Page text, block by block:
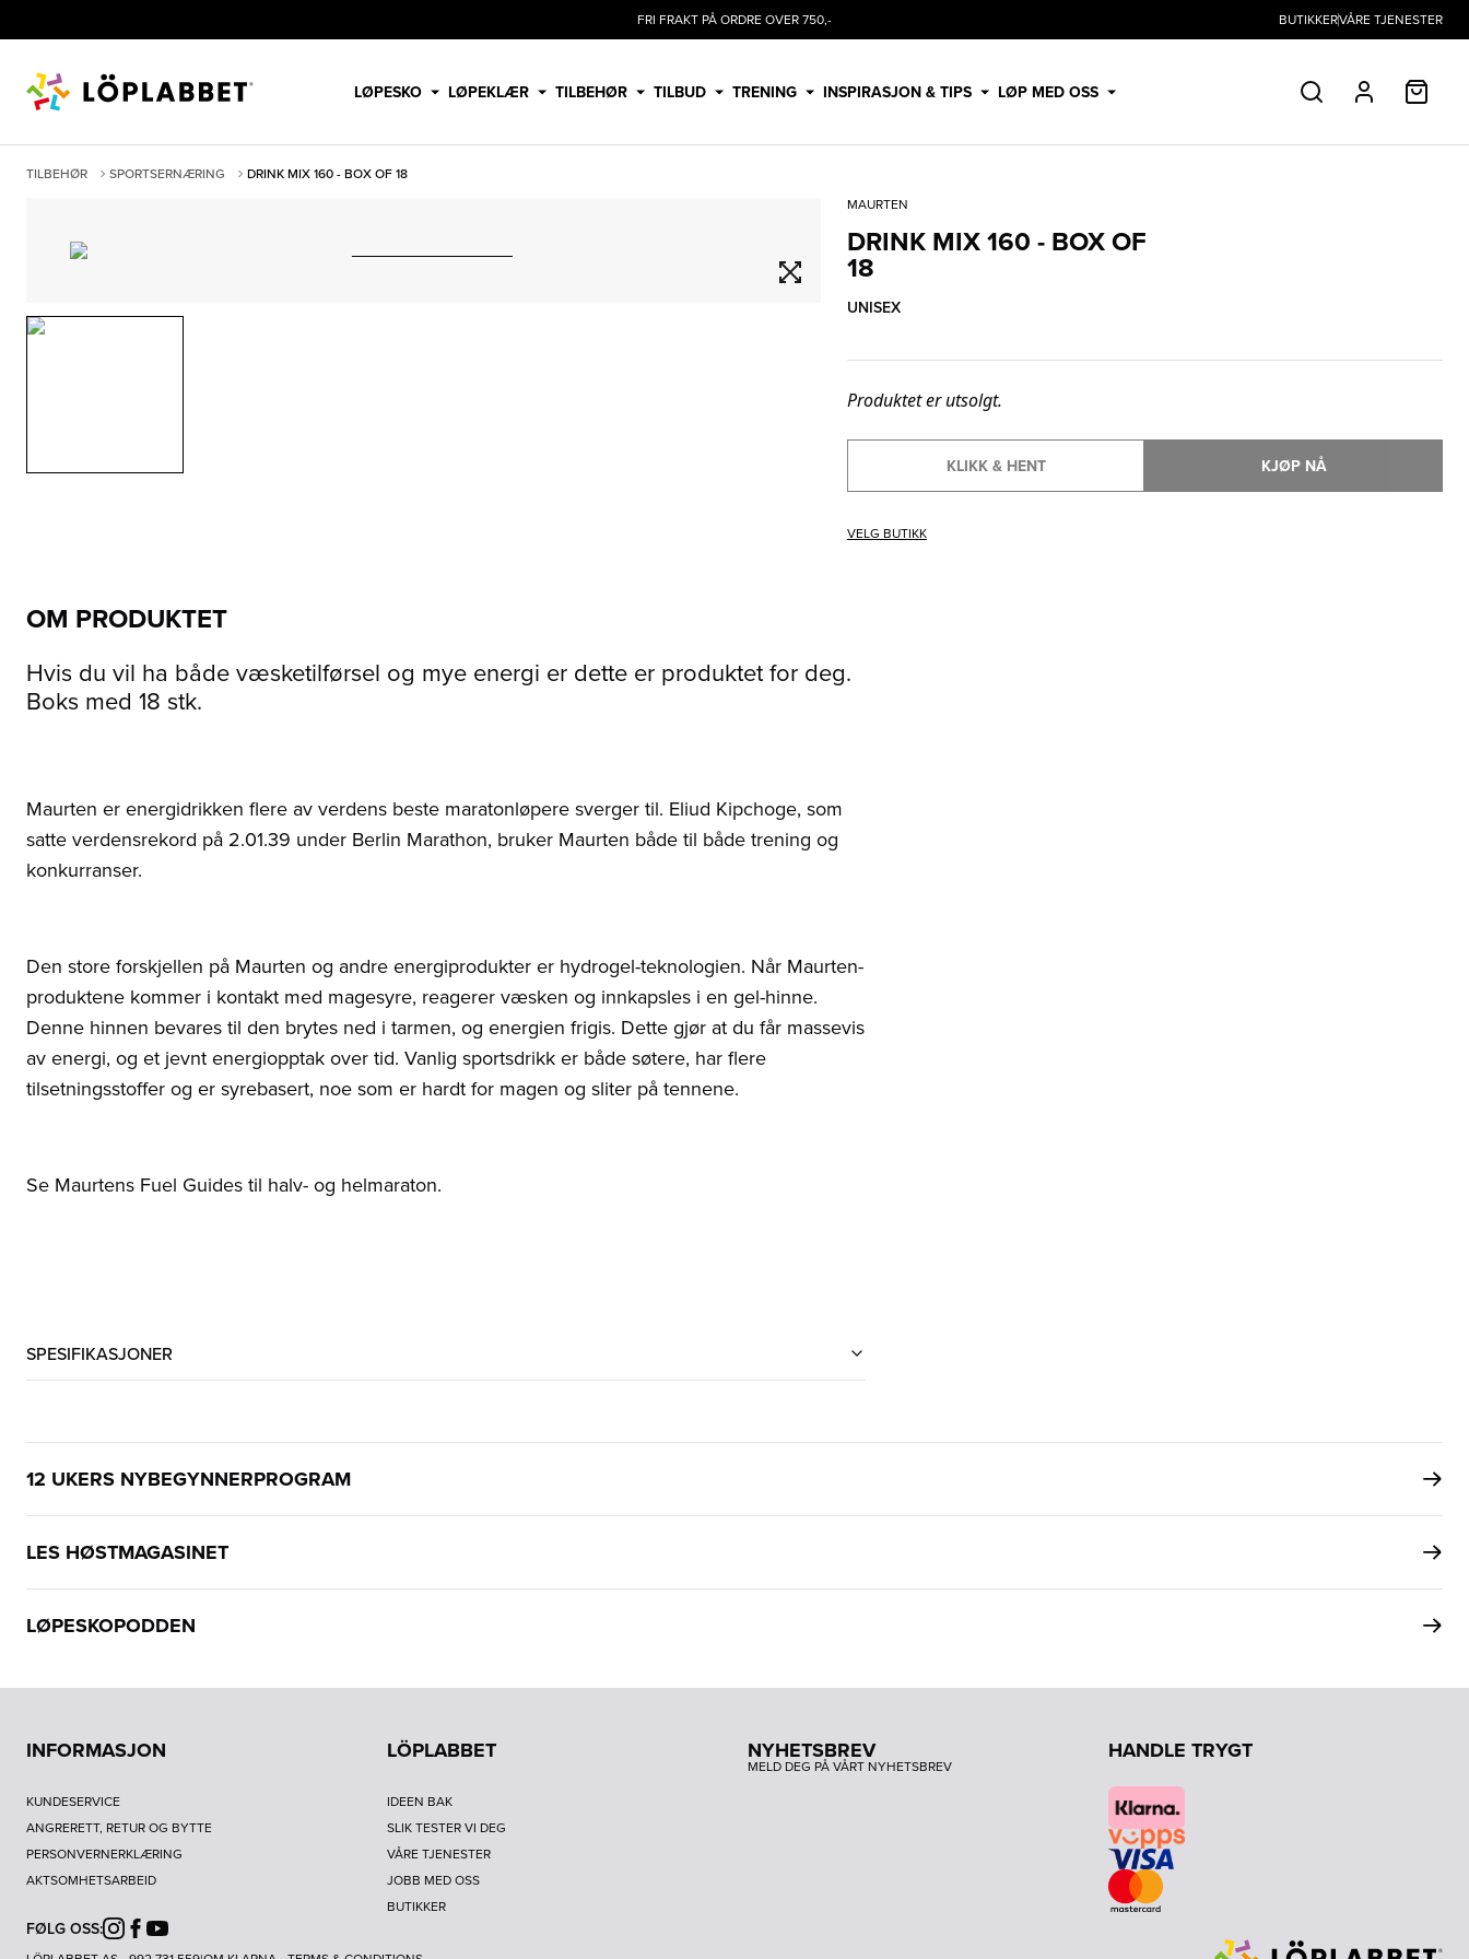
FRI FRAKT PÅ ORDRE OVER 750,- BUTIKKERVÅRE TJENESTER
LØPESKO LØPEKLÆR TILBEHØR TILBUD TRENING INSPIRASJON & TIPS LØP MED OSS SØK PROFIL
TILBEHØR SPORTSERNÆRING
DRINK MIX 160 - BOX OF 18
MAURTEN
DRINK MIX 160 - BOX OF
18
UNISEX
Produktet er utsolgt.
KLIKK & HENT KJØP NÅ
VELG BUTIKK
OM PRODUKTET
Hvis du vil ha både væsketilførsel og mye energi er dette er produktet for deg.
Boks med 18 stk.
Maurten er energidrikken flere av verdens beste maratonløpere sverger til. Eliud Kipchoge, som
satte verdensrekord på 2.01.39 under Berlin Marathon, bruker Maurten både til både trening og
konkurranser.
Den store forskjellen på Maurten og andre energiprodukter er hydrogel-teknologien. Når Maurten-
produktene kommer i kontakt med magesyre, reagerer væsken og innkapsles i en gel-hinne.
Denne hinnen bevares til den brytes ned i tarmen, og energien frigis. Dette gjør at du får massevis
av energi, og et jevnt energiopptak over tid. Vanlig sportsdrikk er både søtere, har flere
tilsetningsstoffer og er syrebasert, noe som er hardt for magen og sliter på tennene.
Se Maurtens Fuel Guides til halv- og helmaraton.
SPESIFIKASJONER
12 UKERS NYBEGYNNERPROGRAM
LES HØSTMAGASINET
LØPESKOPODDEN
INFORMASJON
KUNDESERVICE
ANGRERETT, RETUR OG BYTTE
PERSONVERNERKLÆRING
AKTSOMHETSARBEID
LÖPLABBET
IDEEN BAK
SLIK TESTER VI DEG
VÅRE TJENESTER
JOBB MED OSS
BUTIKKER
NYHETSBREV
MELD DEG PÅ VÅRT NYHETSBREV
HANDLE TRYGT
FØLG OSS:Instagram
Facebook
Youtube